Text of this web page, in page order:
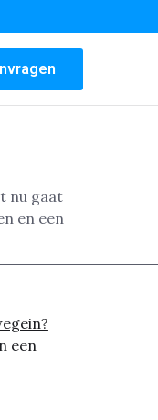
nu gaat
en een
een